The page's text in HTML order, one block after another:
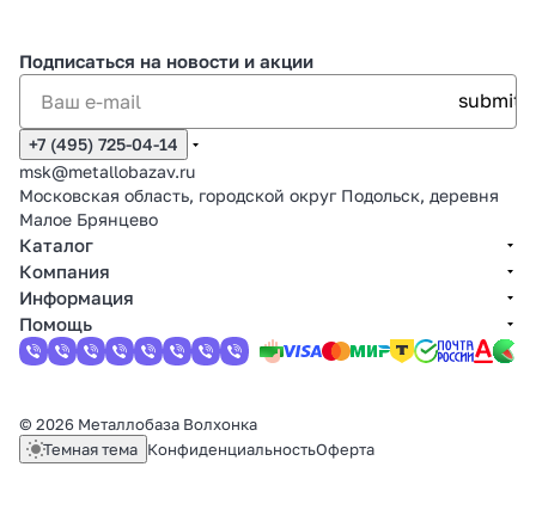
Подписаться на новости и акции
+7 (495) 725-04-14
msk@metallobazav.ru
Московская область, городской округ Подольск, деревня
Малое Брянцево
Каталог
Компания
Информация
Помощь
© 2026 Металлобаза Волхонка
Темная тема КонфиденциальностьОферта